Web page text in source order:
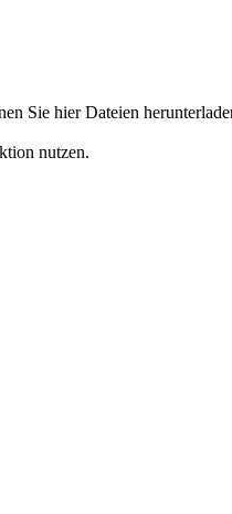
Sie hier Dateien
nutzen.